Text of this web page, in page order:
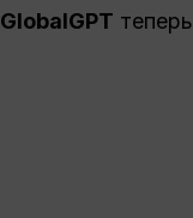
GlobalGPT теперь